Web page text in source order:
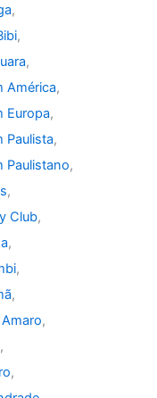
,
,
,
América,
Europa,
Paulista,
Paulistano,
,
Club,
,
,
,
,
,
,